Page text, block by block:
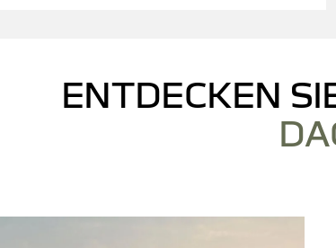
ENTDECKEN